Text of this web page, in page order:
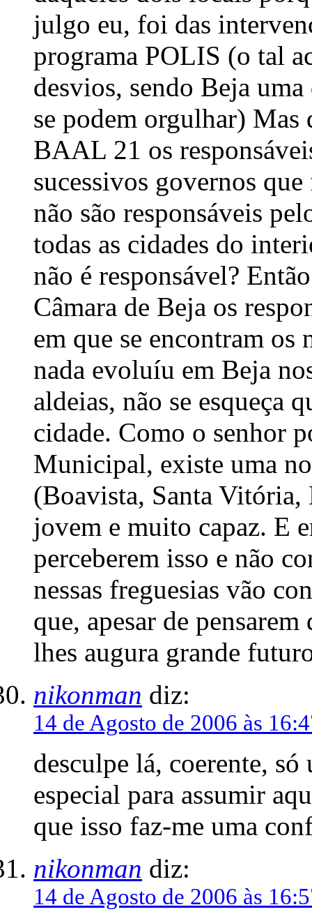
julgo eu, foi das
programa POLIS (o tal
desvios, sendo Beja
se podem orgulhar) Mas
BAAL 21 os
sucessivos governos
não são responsáveis
todas as cidades do
não é responsável?
Câmara de Beja os
em que se encontram os
nada evoluíu em Beja
aldeias, não se esqueça
cidade. Como o senhor
Municipal, existe uma
(Boavista, Santa Vitória,
jovem e muito capaz. E
perceberem isso e não
nessas freguesias vão
que, apesar de
lhes augura grande
nikonman diz:
14 de Agosto de 2006 às
desculpe lá, coerente,
especial para assumir
que isso faz-me uma
nikonman diz:
14 de Agosto de 2006 às